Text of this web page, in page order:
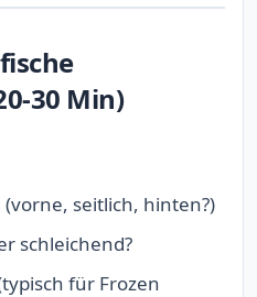
30 Min)
seitlich, hinten?)
schleichend?
für Frozen